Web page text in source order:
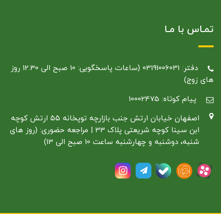
تمـاس با مـا
دفتر: 03191006031 (ساعات پاسخگویی: 10 صبح الی 12.30 روز
های زوج)
پیام کوتاه: 10002475
اصفهان خیابان ارتش جنب بازارچه توپخانه ۵۵ ارتش کوچه
ابن سینا کوچه شریعتی پلاک 33 | مراجعه حضوری: (روز های
شنبه، دوشنبه و چهارشنبه ساعت 10 صبح الی 13)